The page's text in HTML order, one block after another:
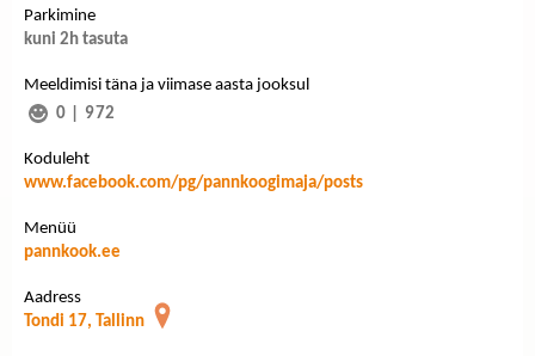
Parkimine
kuni 2h tasuta
Meeldimisi täna ja viimase aasta jooksul
0
972
Koduleht
www.facebook.com/pg/pannkoogimaja/posts
Menüü
pannkook.ee
Aadress
Tondi 17, Tallinn